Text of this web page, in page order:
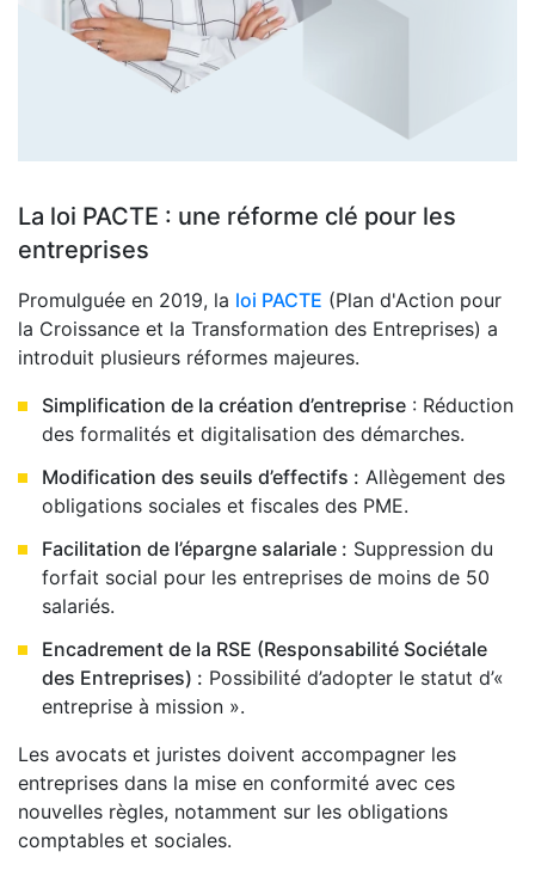
La loi PACTE : une réforme clé pour les
entreprises
Promulguée en 2019, la loi PACTE (Plan d'Action pour
la Croissance et la Transformation des Entreprises) a
introduit plusieurs réformes majeures.
Simplification de la création d’entreprise : Réduction
des formalités et digitalisation des démarches.
Modification des seuils d’effectifs : Allègement des
obligations sociales et fiscales des PME.
Facilitation de l’épargne salariale : Suppression du
forfait social pour les entreprises de moins de 50
salariés.
Encadrement de la RSE (Responsabilité Sociétale
des Entreprises) : Possibilité d’adopter le statut d’«
entreprise à mission ».
Les avocats et juristes doivent accompagner les
entreprises dans la mise en conformité avec ces
nouvelles règles, notamment sur les obligations
comptables et sociales.